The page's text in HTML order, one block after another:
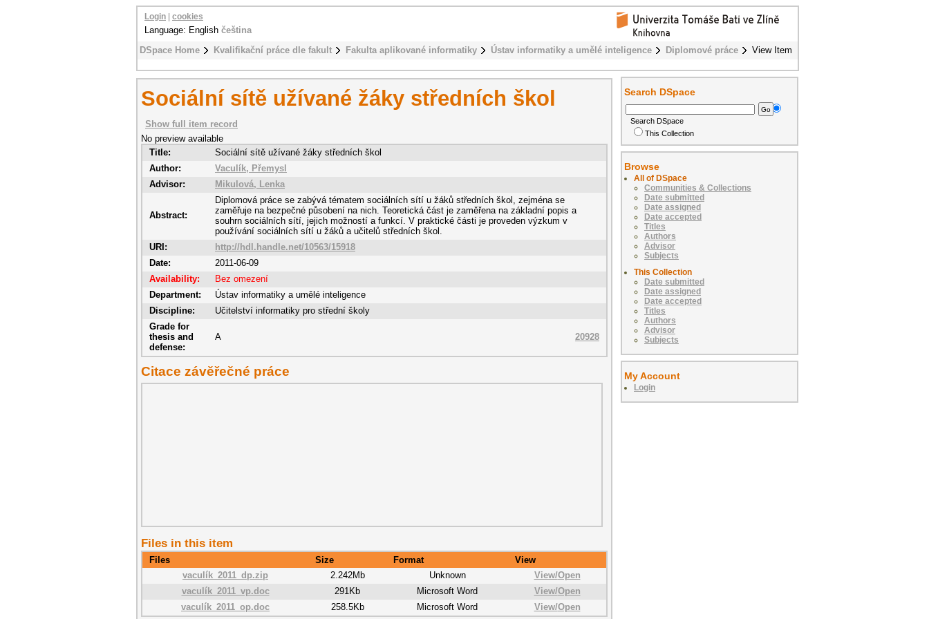
DSpace Home Kvalifikační práce dle fakult Fakulta aplikované informatiky Ústav informatiky a umělé inteligence Diplomové práce View Item
Login cookies
Language: English čeština
Sociální sítě užívané žáky středních škol
Show full item record
No preview available
Title:
Sociální sítě užívané žáky středních škol
Author:
Vaculík, Přemysl
Advisor:
Mikulová, Lenka
Abstract:
Diplomová práce se zabývá tématem sociálních sítí u žáků středních škol, zejména se
zaměřuje na bezpečné působení na nich. Teoretická část je zaměřena na základní popis a
souhrn sociálních sítí, jejich možností a funkcí. V praktické části je proveden výzkum v
používání sociálních sítí u žáků a učitelů středních škol.
URI:
http://hdl.handle.net/10563/15918
Date:
2011-06-09
Availability:
Bez omezení
Department:
Ústav informatiky a umělé inteligence
Discipline:
Učitelství informatiky pro střední školy
Grade for
thesis and
defense:
A 20928
Citace závěřečné práce
Files in this item
Files Size Format
View
vaculík_2011_dp.zip
2.242Mb Unknown View/Open
vaculík_2011_vp.doc
291Kb Microsoft Word View/Open
vaculík_2011_op.doc
258.5Kb Microsoft Word View/Open
Search DSpace
Search DSpace
This Collection
Browse
All of DSpace
Communities & Collections
Date submitted
Date assigned
Date accepted
Titles
Authors
Advisor
Subjects
This Collection
Date submitted
Date assigned
Date accepted
Titles
Authors
Advisor
Subjects
My Account
Login